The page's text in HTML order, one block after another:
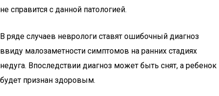
не справится с данной патологией.
В ряде случаев неврологи ставят ошибочный диагноз
ввиду малозаметности симптомов на ранних стадиях
недуга. Впоследствии диагноз может быть снят, а ребенок
будет признан здоровым.